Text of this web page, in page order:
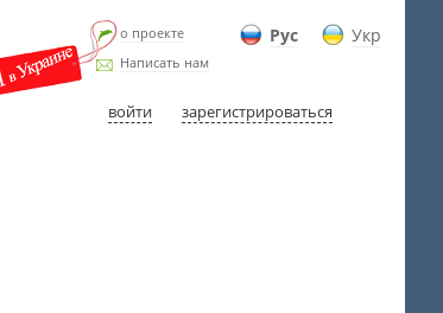
Рус Укр
о проекте
Написать нам
войти зарегистрироваться